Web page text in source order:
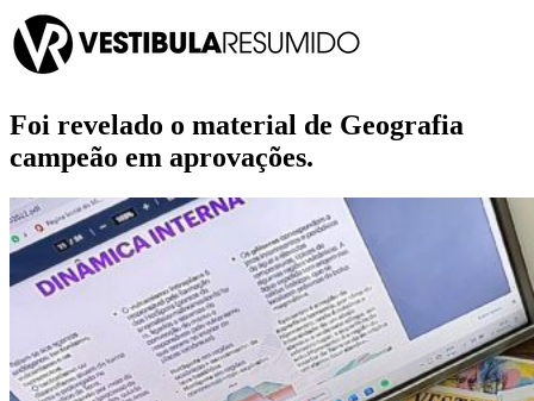
Foi revelado o material de Geografia
campeão em aprovações.